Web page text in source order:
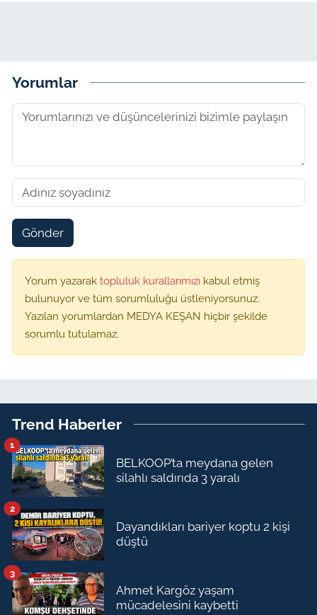
Yorumlar
Gönder
Yorum yazarak topluluk kurallarımızı kabul etmiş
bulunuyor ve tüm sorumluluğu üstleniyorsunuz.
Yazılan yorumlardan MEDYA KEŞAN hiçbir şekilde
sorumlu tutulamaz.
Trend Haberler
BELKOOP’ta meydana gelen
silahlı saldırıda 3 yaralı
1
Dayandıkları bariyer koptu 2 kişi
düştü
2
Ahmet Kargöz yaşam
mücadelesini kaybetti
3